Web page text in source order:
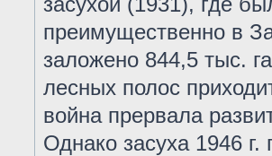
преимущественно в
заложено 844,5 тыс.
лесных полос
война прервала
Однако засуха 1946